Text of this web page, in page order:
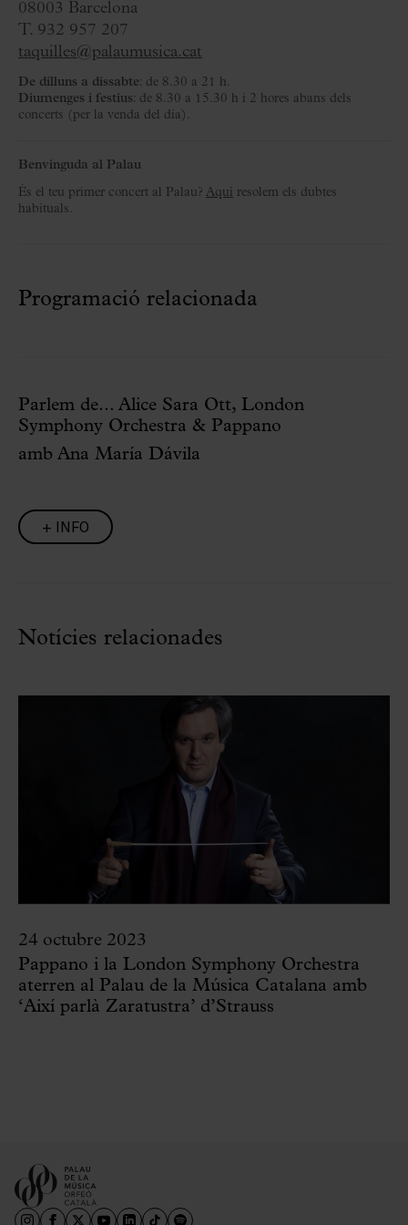
08003 Barcelona
T. 932 957 207
taquilles@palaumusica.cat
De dilluns a dissabte: de 8.30 a 21 h.
Diumenges i festius: de 8.30 a 15.30 h i 2 hores abans dels
concerts (per la venda del dia).
Benvinguda al Palau
És el teu primer concert al Palau? Aquí resolem els dubtes
habituals.
Programació relacionada
Parlem de... Alice Sara Ott, London
Symphony Orchestra & Pappano
amb Ana María Dávila
+ INFO
Notícies relacionades
24 octubre 2023
Pappano i la London Symphony Orchestra
aterren al Palau de la Música Catalana amb
‘Així parlà Zaratustra’ d’Strauss